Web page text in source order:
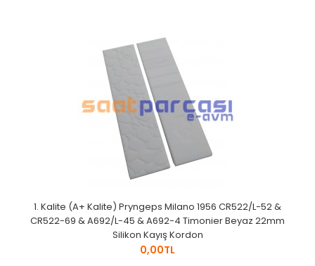
1. Kalite (A+ Kalite) Pryngeps Milano 1956 CR522/L-52 &
CR522-69 & A692/L-45 & A692-4 Timonier Beyaz 22mm
Silikon Kayış Kordon
0,00TL